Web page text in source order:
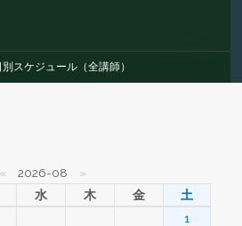
別スケジュール（全講師）
« 2026-08
»
水 木 金
土
1